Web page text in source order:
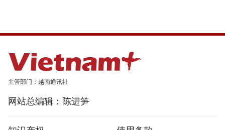
主管部门：越南通讯社
网站总编辑：陈进笋